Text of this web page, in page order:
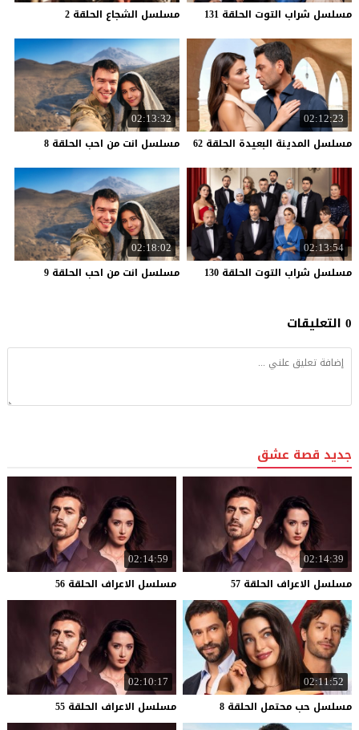
مسلسل شراب التوت الحلقة 131 مسلسل الشجاع الحلقة 2
02:12:23
مسلسل المدينة البعيدة الحلقة 62
02:13:32
مسلسل انت من احب الحلقة 8
02:13:54
مسلسل شراب التوت الحلقة 130
02:18:02
مسلسل انت من احب الحلقة 9
0 التعليقات
جديد قصة عشق
02:14:39
مسلسل الاعراف الحلقة 57
02:14:59
مسلسل الاعراف الحلقة 56
02:11:52
مسلسل حب محتمل الحلقة 8
02:10:17
مسلسل الاعراف الحلقة 55